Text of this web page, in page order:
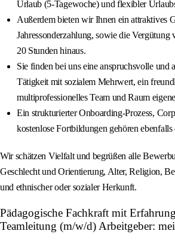
Urlaub (5‑Tagewoche) und flexibler
Außerdem bieten wir Ihnen ein attraktives
Jahressonderzahlung, sowie die
20 Stunden hinaus.
Sie finden bei uns eine anspruchsvolle und
Tätigkeit mit sozialem Mehrwert, ein
multiprofessionelles Team und Raum
Ein strukturierter Onboarding‑Prozess,
kostenlose Fortbildungen gehören ebenfalls
Wir schätzen Vielfalt und begrüßen alle
Geschlecht und Orientierung, Alter, Religion,
und ethnischer oder sozialer Herkunft.
Pädagogische Fachkraft mit
Teamleitung (m/w/d) Arbeitgeber: